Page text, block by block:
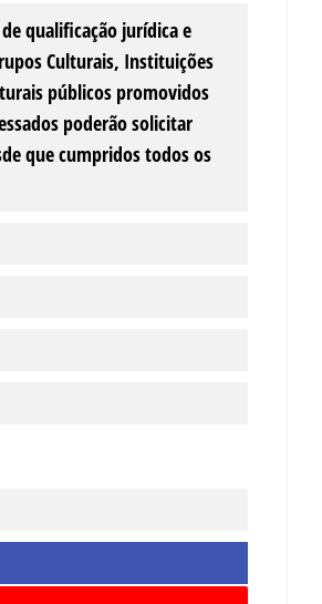
de qualificação jurídica e
Culturais, Instituições
públicos promovidos
poderão solicitar
que cumpridos todos os